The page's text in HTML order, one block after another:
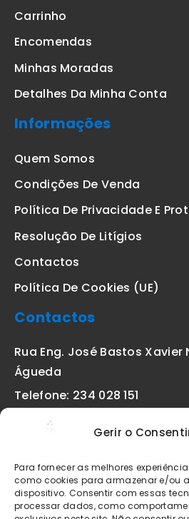
Gerir o
Para fornecer as melhores
como cookies para armazenar e/ou
dispositivo. Consentir com essas
processar dados, como
Carrinho
Encomendas
Minhas Moradas
Detalhes Da Minha Conta
Informações
Quem Somos
Condições De Venda
Política De Privacidade E
Resolução De Litígios
Contactos
Política De Cookies (UE)
Contactos
Rua Eng. José Bastos Xavier
Águeda
Telefone: 234 028 151
geral@etiquetas-
Os preços indicados incluem IVA à